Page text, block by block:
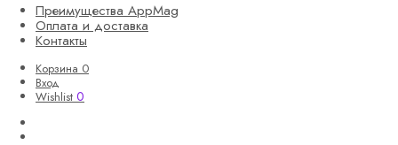
Преимущества AppMag
Оплата и доставка
Контакты
Корзина 0
Вход
Wishlist 0